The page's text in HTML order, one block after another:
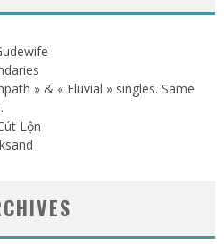
» & « Eluvial » singles. Same
Lộn